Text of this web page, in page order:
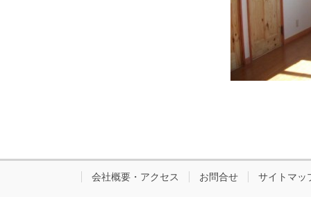
会社概要・アクセス お問合せ サイトマッ